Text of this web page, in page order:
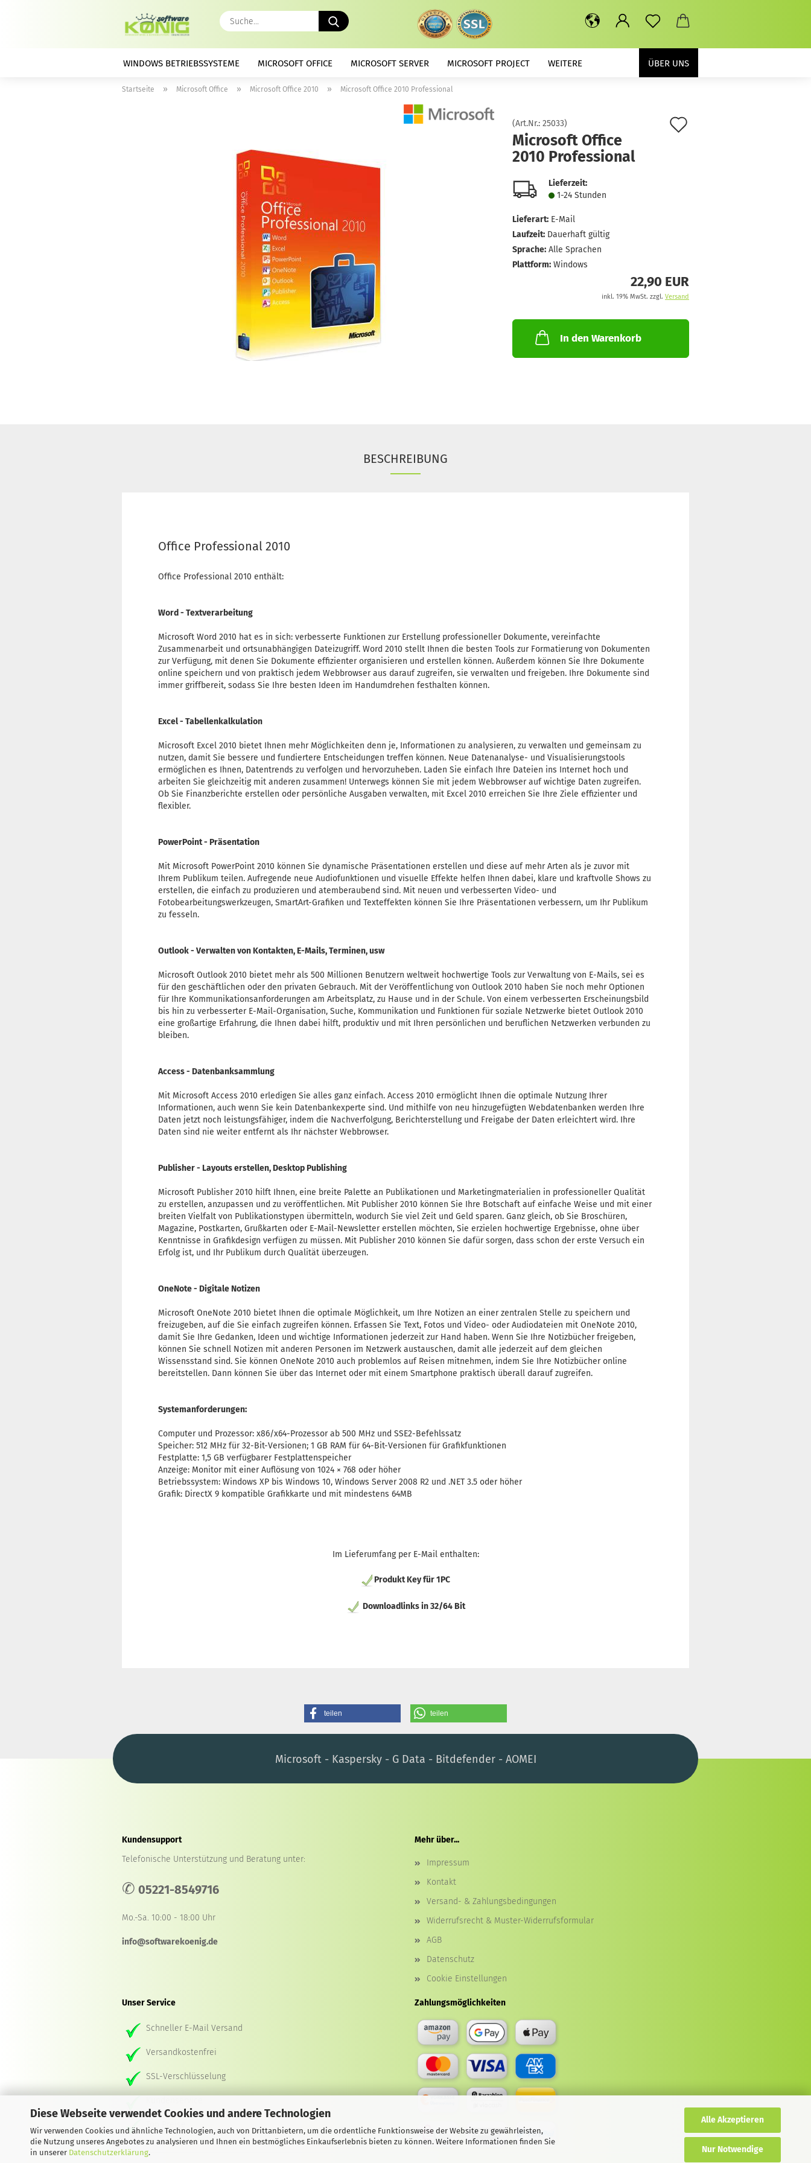
Diese Webseite verwendet Cookies und andere Technologien
Wir verwenden Cookies und ähnliche Technologien, auch von Drittanbietern, um die ordentliche Funktionsweise der Website zu gewährleisten,
die Nutzung unseres Angebotes zu analysieren und Ihnen ein bestmögliches Einkaufserlebnis bieten zu können. Weitere Informationen finden Sie
in unserer Datenschutzerklärung.
Alle Akzeptieren
Nur Notwendige
Suche...
WINDOWS BETRIEBSSYSTEME MICROSOFT OFFICE MICROSOFT SERVER MICROSOFT PROJECT ÜBER UNS
WEITERE
Startseite » Microsoft Office » Microsoft Office 2010 » Microsoft Office 2010 Professional
(Art.Nr.: 25033)
Microsoft Office
2010 Professional
Lieferzeit:
1-24 Stunden
Lieferart: E-Mail
Laufzeit: Dauerhaft gültig
Sprache: Alle Sprachen
Plattform: Windows
22,90 EUR
inkl. 19% MwSt. zzgl. Versand
In den Warenkorb
BESCHREIBUNG
Office Professional 2010
Office Professional 2010 enthält:
Word - Textverarbeitung
Microsoft Word 2010 hat es in sich: verbesserte Funktionen zur Erstellung professioneller Dokumente, vereinfachte
Zusammenarbeit und ortsunabhängigen Dateizugriff. Word 2010 stellt Ihnen die besten Tools zur Formatierung von Dokumenten
zur Verfügung, mit denen Sie Dokumente effizienter organisieren und erstellen können. Außerdem können Sie Ihre Dokumente
online speichern und von praktisch jedem Webbrowser aus darauf zugreifen, sie verwalten und freigeben. Ihre Dokumente sind
immer griffbereit, sodass Sie Ihre besten Ideen im Handumdrehen festhalten können.
Excel - Tabellenkalkulation
Microsoft Excel 2010 bietet Ihnen mehr Möglichkeiten denn je, Informationen zu analysieren, zu verwalten und gemeinsam zu
nutzen, damit Sie bessere und fundiertere Entscheidungen treffen können. Neue Datenanalyse- und Visualisierungstools
ermöglichen es Ihnen, Datentrends zu verfolgen und hervorzuheben. Laden Sie einfach Ihre Dateien ins Internet hoch und
arbeiten Sie gleichzeitig mit anderen zusammen! Unterwegs können Sie mit jedem Webbrowser auf wichtige Daten zugreifen.
Ob Sie Finanzberichte erstellen oder persönliche Ausgaben verwalten, mit Excel 2010 erreichen Sie Ihre Ziele effizienter und
flexibler.
PowerPoint - Präsentation
Mit Microsoft PowerPoint 2010 können Sie dynamische Präsentationen erstellen und diese auf mehr Arten als je zuvor mit
Ihrem Publikum teilen. Aufregende neue Audiofunktionen und visuelle Effekte helfen Ihnen dabei, klare und kraftvolle Shows zu
erstellen, die einfach zu produzieren und atemberaubend sind. Mit neuen und verbesserten Video- und
Fotobearbeitungswerkzeugen, SmartArt-Grafiken und Texteffekten können Sie Ihre Präsentationen verbessern, um Ihr Publikum
zu fesseln.
Outlook - Verwalten von Kontakten, E-Mails, Terminen, usw
Microsoft Outlook 2010 bietet mehr als 500 Millionen Benutzern weltweit hochwertige Tools zur Verwaltung von E-Mails, sei es
für den geschäftlichen oder den privaten Gebrauch. Mit der Veröffentlichung von Outlook 2010 haben Sie noch mehr Optionen
für Ihre Kommunikationsanforderungen am Arbeitsplatz, zu Hause und in der Schule. Von einem verbesserten Erscheinungsbild
bis hin zu verbesserter E-Mail-Organisation, Suche, Kommunikation und Funktionen für soziale Netzwerke bietet Outlook 2010
eine großartige Erfahrung, die Ihnen dabei hilft, produktiv und mit Ihren persönlichen und beruflichen Netzwerken verbunden zu
bleiben.
Access - Datenbanksammlung
Mit Microsoft Access 2010 erledigen Sie alles ganz einfach. Access 2010 ermöglicht Ihnen die optimale Nutzung Ihrer
Informationen, auch wenn Sie kein Datenbankexperte sind. Und mithilfe von neu hinzugefügten Webdatenbanken werden Ihre
Daten jetzt noch leistungsfähiger, indem die Nachverfolgung, Berichterstellung und Freigabe der Daten erleichtert wird. Ihre
Daten sind nie weiter entfernt als Ihr nächster Webbrowser.
Publisher - Layouts erstellen, Desktop Publishing
Microsoft Publisher 2010 hilft Ihnen, eine breite Palette an Publikationen und Marketingmaterialien in professioneller Qualität
zu erstellen, anzupassen und zu veröffentlichen. Mit Publisher 2010 können Sie Ihre Botschaft auf einfache Weise und mit einer
breiten Vielfalt von Publikationstypen übermitteln, wodurch Sie viel Zeit und Geld sparen. Ganz gleich, ob Sie Broschüren,
Magazine, Postkarten, Grußkarten oder E-Mail-Newsletter erstellen möchten, Sie erzielen hochwertige Ergebnisse, ohne über
Kenntnisse in Grafikdesign verfügen zu müssen. Mit Publisher 2010 können Sie dafür sorgen, dass schon der erste Versuch ein
Erfolg ist, und Ihr Publikum durch Qualität überzeugen.
OneNote - Digitale Notizen
Microsoft OneNote 2010 bietet Ihnen die optimale Möglichkeit, um Ihre Notizen an einer zentralen Stelle zu speichern und
freizugeben, auf die Sie einfach zugreifen können. Erfassen Sie Text, Fotos und Video- oder Audiodateien mit OneNote 2010,
damit Sie Ihre Gedanken, Ideen und wichtige Informationen jederzeit zur Hand haben. Wenn Sie Ihre Notizbücher freigeben,
können Sie schnell Notizen mit anderen Personen im Netzwerk austauschen, damit alle jederzeit auf dem gleichen
Wissensstand sind. Sie können OneNote 2010 auch problemlos auf Reisen mitnehmen, indem Sie Ihre Notizbücher online
bereitstellen. Dann können Sie über das Internet oder mit einem Smartphone praktisch überall darauf zugreifen.
Systemanforderungen:
Computer und Prozessor: x86/x64-Prozessor ab 500 MHz und SSE2-Befehlssatz
Speicher: 512 MHz für 32-Bit-Versionen; 1 GB RAM für 64-Bit-Versionen für Grafikfunktionen
Festplatte: 1,5 GB verfügbarer Festplattenspeicher
Anzeige: Monitor mit einer Auflösung von 1024 × 768 oder höher
Betriebssystem: Windows XP bis Windows 10, Windows Server 2008 R2 und .NET 3.5 oder höher
Grafik: DirectX 9 kompatible Grafikkarte und mit mindestens 64MB
Im Lieferumfang per E-Mail enthalten:
Produkt Key für 1PC
Downloadlinks in 32/64 Bit
teilen teilen
Microsoft - Kaspersky - G Data - Bitdefender - AOMEI
Kundensupport
Telefonische Unterstützung und Beratung unter:
✆ 05221-8549716
Mo.-Sa. 10:00 - 18:00 Uhr
info@softwarekoenig.de
Mehr über...
Impressum
Kontakt
Versand- & Zahlungsbedingungen
Widerrufsrecht & Muster-Widerrufsformular
AGB
Datenschutz
Cookie Einstellungen
Unser Service
Schneller E-Mail Versand
Versandkostenfrei
SSL-Verschlüsselung
Top Preise
Zahlungsmöglichkeiten